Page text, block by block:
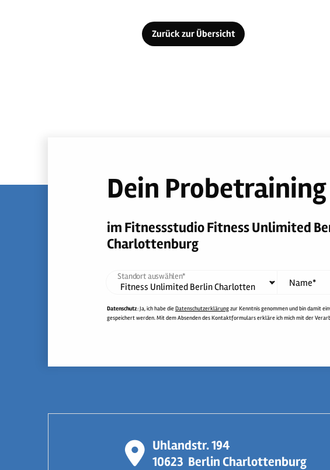
Zurück zur Übersicht
Dein Probetraining
im Fitnessstudio Fitness Unlimited
Charlottenburg
Standort auswählen*
Name*
Datenschutz: Ja, ich habe dieDatenschutzerklärungzur Kenntnis genommen und bin damit
gespeichert werden. Mit dem Absenden des Kontaktformulars erkläre ich mich mit der
Uhlandstr. 194
10623 Berlin Charlottenburg